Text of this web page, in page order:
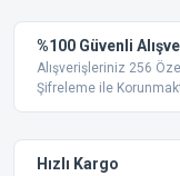
Ürün resmi
Ürün
%100 Güvenli
Alışverişleriniz 256 Özel
Şifreleme ile
Hızlı Kargo